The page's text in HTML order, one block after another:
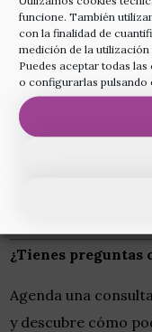
funcione. También
con la finalidad de
medición de la utilización
Puedes aceptar todas
o configurarlas pulsando
10. Autores y
Este artículo ha
especializado en
de
¿Tienes preguntas
Agenda una
y descubre cómo